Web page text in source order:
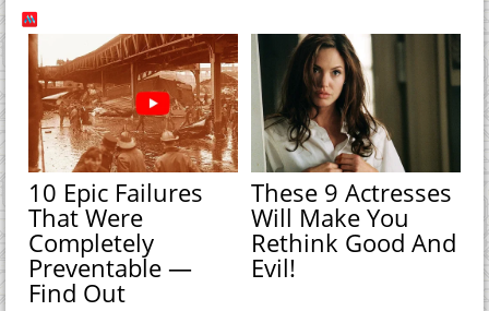
10 Epic Failures
That Were
Completely
Preventable —
Find Out
These 9 Actresses
Will Make You
Rethink Good And
Evil!